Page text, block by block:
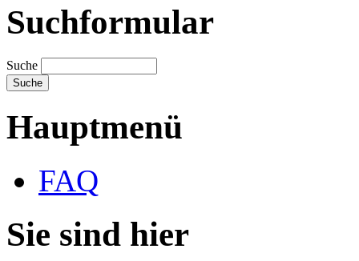
Suchformular
Suche
Hauptmenü
FAQ
Sie sind hier